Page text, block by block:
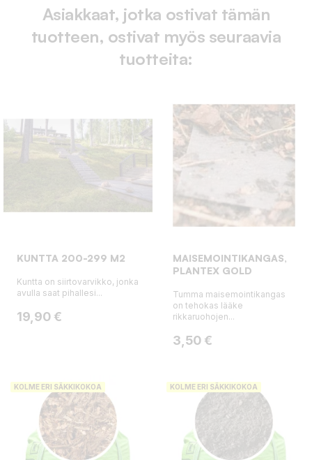
Asiakkaat, jotka ostivat tämän
tuotteen, ostivat myös seuraavia
tuotteita:
KUNTTA 200-299 M2
Kuntta on siirtovarvikko, jonka
avulla saat pihallesi...
Hinta
19,90 €
MAISEMOINTIKANGAS,
PLANTEX GOLD
Tumma maisemointikangas
on tehokas lääke
rikkaruohojen...
Hinta
3,50 €
KOLME ERI SÄKKIKOKOA KOLME ERI SÄKKIKOKOA